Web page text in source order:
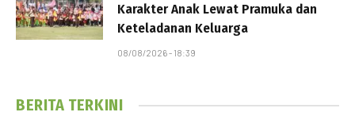
Karakter Anak Lewat Pramuka dan
Keteladanan Keluarga
08/08/2026 - 18:39
BERITA TERKINI